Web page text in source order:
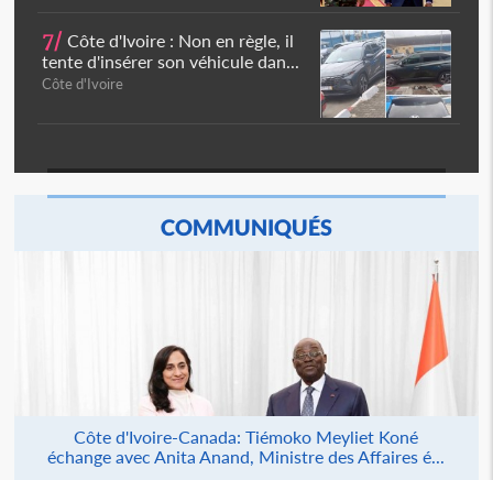
7/ Côte d'Ivoire : Non en règle, il
tente d'insérer son véhicule dan...
Côte d'Ivoire
COMMUNIQUÉS
Côte d'Ivoire-Canada: Tiémoko Meyliet Koné
échange avec Anita Anand, Ministre des Affaires é...